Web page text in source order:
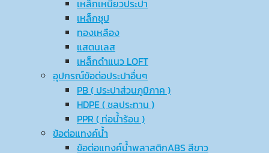
เหล็กเหนียวประปา
เหล็กชุป
ทองเหลือง
แสตนเลส
เหล็กดำแนว LOFT
อุปกรณ์ข้อต่อประปาอื่นๆ
PB ( ประปาส่วนภูมิภาค )
HDPE ( ชลประทาน )
PPR ( ท่อน้ำร้อน )
ข้อต่อแทงค์น้ำ
ข้อต่อแทงค์น้ำพลาสติกABS สีขาว